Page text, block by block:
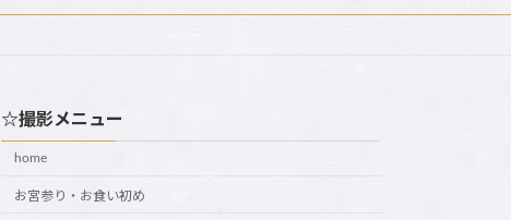
☆撮影メニュー
home
お宮参り・お食い初め